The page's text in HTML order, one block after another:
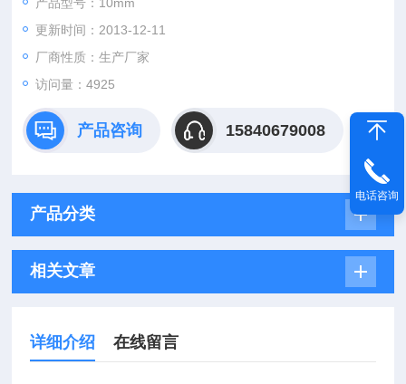
更新时间：2013-12-11
厂商性质：生产厂家
访问量：4925
产品咨询 15840679008
产品分类
相关文章
详细介绍 在线留言
电话咨询